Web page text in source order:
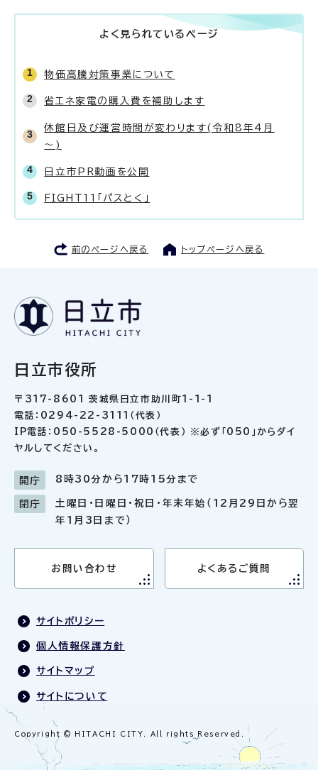
よく見られているページ
物価高騰対策事業について
省エネ家電の購入費を補助します
休館日及び運営時間が変わります(令和8年4月
～)
日立市PR動画を公開
FIGHT11「パスとく」
前のページへ戻る トップページへ戻る
日立市役所
〒317-8601 茨城県日立市助川町1-1-1
電話：0294-22-3111（代表）
IP電話：050-5528-5000（代表） ※必ず「050」からダイ
ヤルしてください。
開庁 8時30分から17時15分まで
閉庁
土曜日・日曜日・祝日・年末年始（12月29日から翌
年1月3日まで）
お問い合わせ よくあるご質問
サイトポリシー
個人情報保護方針
サイトマップ
サイトについて
Copyright © HITACHI CITY. All rights Reserved.